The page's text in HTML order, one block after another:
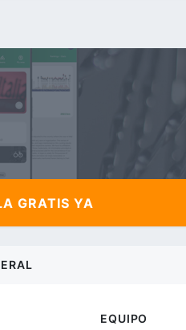
GRATIS YA
EQUIPO